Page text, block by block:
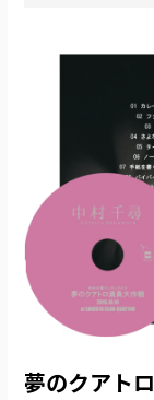
夢のクアト